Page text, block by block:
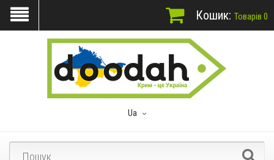
Ua
Кошик: Товарів 0